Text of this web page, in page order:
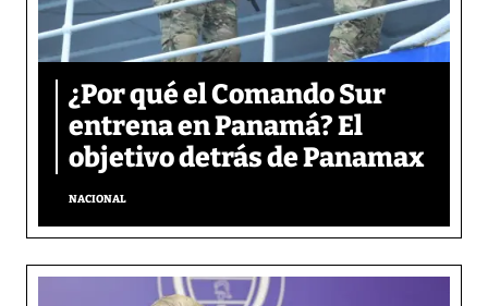
¿Por qué el Comando Sur
entrena en Panamá? El
objetivo detrás de Panamax
NACIONAL